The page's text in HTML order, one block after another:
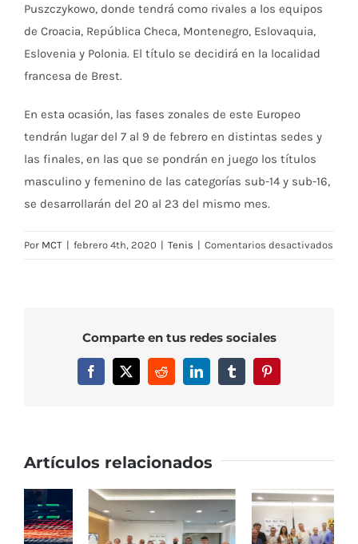
Puszczykowo, donde tendrá como rivales a los equipos
de Croacia, República Checa, Montenegro, Eslovaquia,
Eslovenia y Polonia. El título se decidirá en la localidad
francesa de Brest.
En esta ocasión, las fases zonales de este Europeo
tendrán lugar del 7 al 9 de febrero en distintas sedes y
las finales, en las que se pondrán en juego los títulos
masculino y femenino de las categorías sub-14 y sub-16,
se desarrollarán del 20 al 23 del mismo mes.
Por MCT | febrero 4th, 2020 | Tenis | Comentarios desactivados
Comparte en tus redes sociales
Facebook
X RedditLinkedInTumblrPinterest
Artículos relacionados